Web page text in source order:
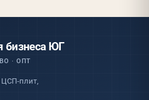
бизнеса ЮГ
· ОПТ
ЦСП-плит,